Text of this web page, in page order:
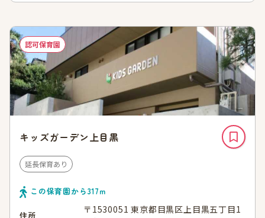
認可保育園
キッズガーデン上目黒
延長保育あり
この保育園から317ｍ
住所
〒1530051 東京都目黒区上目黒五丁目1